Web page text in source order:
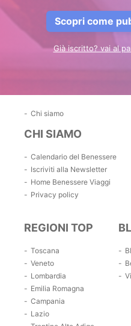
Scopri come
Già iscritto? vai al
Chi siamo
CHI SIAMO
Calendario del Benessere
Iscriviti alla Newsletter
Home Benessere Viaggi
Privacy policy
REGIONI TOP
Toscana
Veneto
Lombardia
Emilia Romagna
Campania
Lazio